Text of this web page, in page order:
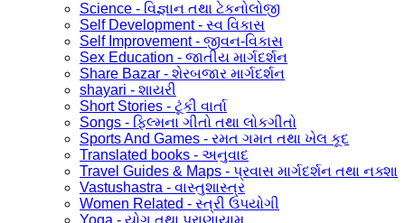
Science - વિજ્ઞાન તથા ટેકનોલોજી
Self Development - સ્વ વિકાસ
Self Improvement - જીવન-વિકાસ
Sex Education - જાતીય માર્ગદર્શન
Share Bazar - શેરબજાર માર્ગદર્શન
shayari - શાયરી
Short Stories - ટૂંકી વાર્તા
Songs - ફિલ્મના ગીતો તથા લોકગીતો
Sports And Games - રમત ગમત તથા ખેલ કૂદ
Translated books - અનુવાદ
Travel Guides & Maps - પ્રવાસ માર્ગદર્શન તથા નક્શા
Vastushastra - વાસ્તુશાસ્ત્ર
Women Related - સ્ત્રી ઉપયોગી
Yoga - યોગ તથા પ્રાણાયામ